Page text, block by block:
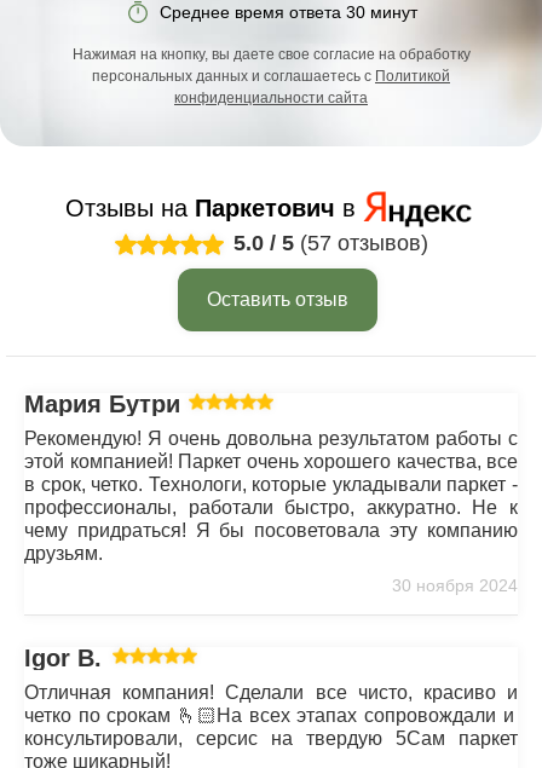
Среднее время ответа 30 минут
Нажимая на кнопку, вы даете свое согласие на обработку
персональных данных и соглашаетесь с Политикой
конфиденциальности сайта
Отзывы на Паркетович в
5.0 / 5 (57 отзывов)
Оставить отзыв
Мария Бутрим
Рекомендую! Я очень довольна результатом работы с
этой компанией! Паркет очень хорошего качества, все
в срок, четко. Технологи, которые укладывали паркет -
профессионалы, работали быстро, аккуратно. Не к
чему придраться! Я бы посоветовала эту компанию
друзьям.
30 ноября 2024
Igor B.
Отличная компания! Сделали все чисто, красиво и
четко по срокам 🫰🏻На всех этапах сопровождали и
консультировали, серсис на твердую 5Сам паркет
тоже шикарный!